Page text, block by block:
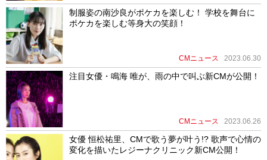
制服姿の南沙良がポケカを楽しむ！ 学校を舞台に
ポケカを楽しむ等身大の笑顔！
CMニュース 2023.06.30
注目女優・鳴海 唯が、雨の中で叫ぶ新CMが公開！
CMニュース 2023.06.26
女優 恒松祐里、CMで歌う夢が叶う!? 歌声で心情の
変化を描いたレジーナクリニック新CM公開！